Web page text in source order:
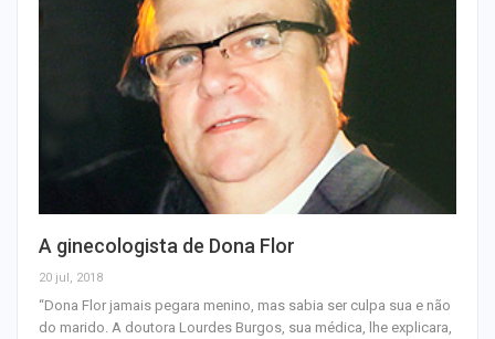
A ginecologista de Dona Flor
20 jul, 2018
“Dona Flor jamais pegara menino, mas sabia ser culpa sua e não
do marido. A doutora Lourdes Burgos, sua médica, lhe explicara,